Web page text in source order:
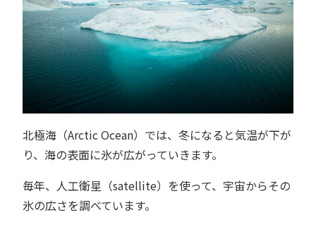
北極海（Arctic Ocean）では、冬になると気温が下が
り、海の表面に氷が広がっていきます。
毎年、人工衛星（satellite）を使って、宇宙からその
氷の広さを調べています。